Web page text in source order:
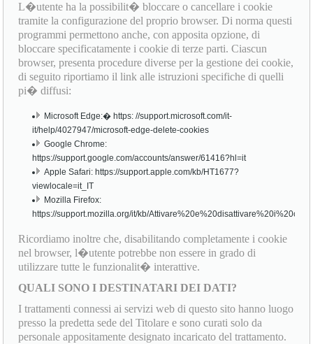
L�utente ha la possibilit� bloccare o cancellare i cookie
tramite la configurazione del proprio browser. Di norma questi
programmi permettono anche, con apposita opzione, di
bloccare specificatamente i cookie di terze parti. Ciascun
browser, presenta procedure diverse per la gestione dei cookie,
di seguito riportiamo il link alle istruzioni specifiche di quelli
pi� diffusi:
Microsoft Edge:� https: //support.microsoft.com/it-
it/help/4027947/microsoft-edge-delete-cookies
Google Chrome:
https://support.google.com/accounts/answer/61416?hl=it
Apple Safari: https://support.apple.com/kb/HT1677?
viewlocale=it_IT
Mozilla Firefox:
https://support.mozilla.org/it/kb/
Ricordiamo inoltre che, disabilitando completamente i cookie
nel browser, l�utente potrebbe non essere in grado di
utilizzare tutte le funzionalit� interattive.
QUALI SONO I DESTINATARI DEI DATI?
I trattamenti connessi ai servizi web di questo sito hanno luogo
presso la predetta sede del Titolare e sono curati solo da
personale appositamente designato incaricato del trattamento.